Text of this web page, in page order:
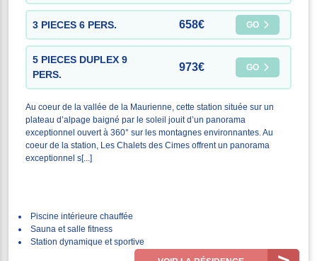
3 PIECES 6 PERS. 658€ GO
5 PIECES DUPLEX 9
PERS.
973€ GO
Au coeur de la vallée de la Maurienne, cette station située sur un
plateau d’alpage baigné par le soleil jouit d’un panorama
exceptionnel ouvert à 360° sur les montagnes environnantes. Au
coeur de la station, Les Chalets des Cimes offrent un panorama
exceptionnel s[...]
Piscine intérieure chauffée
Sauna et salle fitness
Station dynamique et sportive